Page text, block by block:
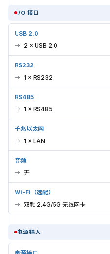
I/O 接口
USB 2.0
2 × USB 2.0
RS232
1 × RS232
RS485
1 × RS485
千兆以太网
1 × LAN
音频
无
Wi-Fi（选配）
双频 2.4G/5G 无线网卡
电源输入